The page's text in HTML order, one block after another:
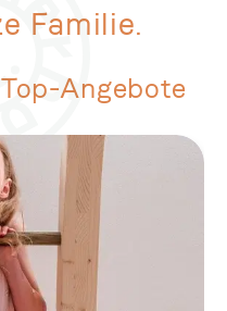
Familie.
Angebote